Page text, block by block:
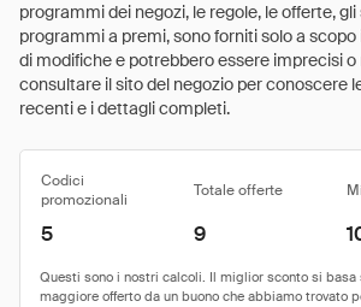
programmi dei negozi, le regole, le offerte,
programmi a premi, sono forniti solo a
di modifiche e potrebbero essere imprecisi o
consultare il sito del negozio per conoscere
recenti e i dettagli completi.
Codici
promozionali
Totale offerte
5 9